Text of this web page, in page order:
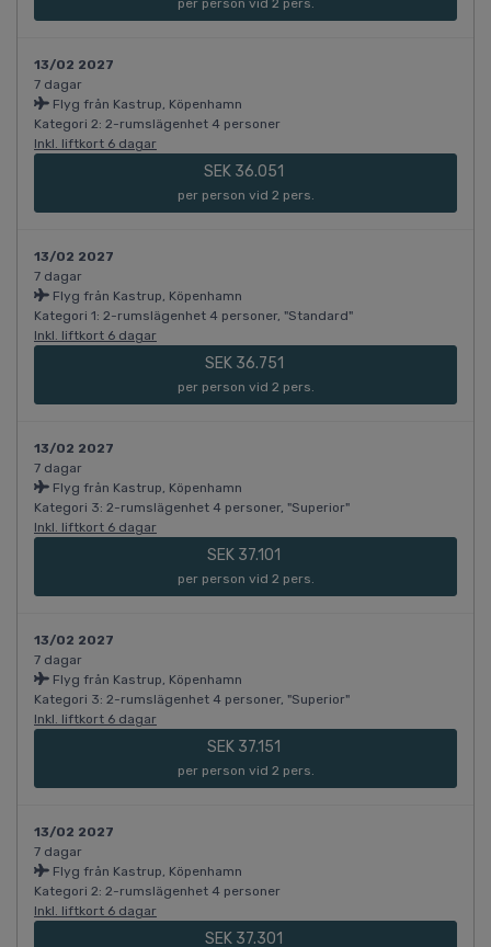
13/02 2027
7 dagar
Flyg från Kastrup, Köpenhamn
Kategori 2: 2-rumslägenhet 4 personer
Inkl. liftkort 6 dagar
SEK 36.051
per person vid 2 pers.
13/02 2027
7 dagar
Flyg från Kastrup, Köpenhamn
Kategori 1: 2-rumslägenhet 4 personer, "Standard"
Inkl. liftkort 6 dagar
SEK 36.751
per person vid 2 pers.
13/02 2027
7 dagar
Flyg från Kastrup, Köpenhamn
Kategori 3: 2-rumslägenhet 4 personer, "Superior"
Inkl. liftkort 6 dagar
SEK 37.101
per person vid 2 pers.
13/02 2027
7 dagar
Flyg från Kastrup, Köpenhamn
Kategori 3: 2-rumslägenhet 4 personer, "Superior"
Inkl. liftkort 6 dagar
SEK 37.151
per person vid 2 pers.
13/02 2027
7 dagar
Flyg från Kastrup, Köpenhamn
Kategori 2: 2-rumslägenhet 4 personer
Inkl. liftkort 6 dagar
SEK 37.301